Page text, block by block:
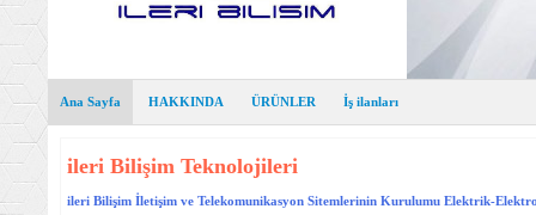
Ana Sayfa HAKKINDA ÜRÜNLER İş ilanları
ileri Bilişim Teknolojileri
ileri Bilişim İletişim ve Telekomunikasyon Sitemlerinin Kurulumu Elektrik-